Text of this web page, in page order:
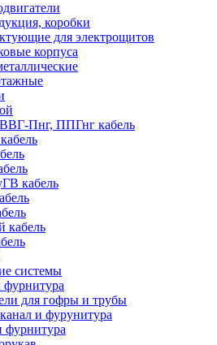
коробки
для электрощитов
корпуса
Пнг, ППГнг кабель
кабель
кабель
системы
фурнитура
для гофры и трубы
и фурунитура
фурнитура